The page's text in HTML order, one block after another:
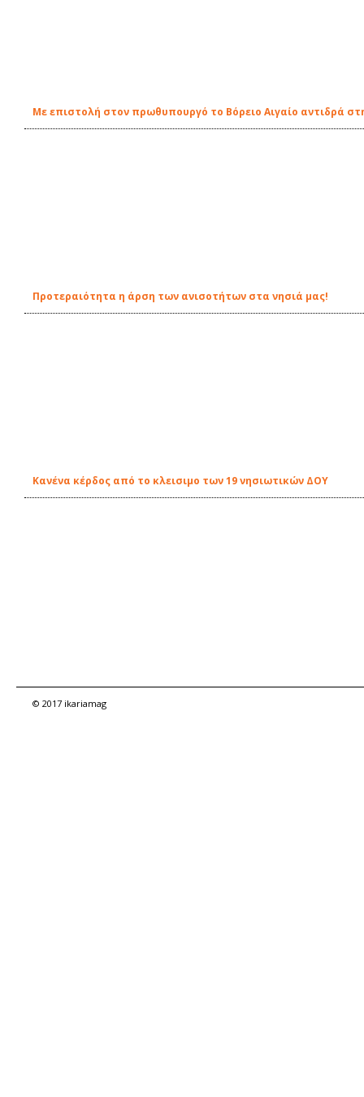
Με επιστολή στον πρωθυπουργό τo Βόρειο Αιγαίο αντιδρά
Προτεραιότητα η άρση των ανισοτήτων στα νησιά μας!
Κανένα κέρδος από το κλεισιμο των 19 νησιωτικών ΔΟΥ
© 2017 ikariamag